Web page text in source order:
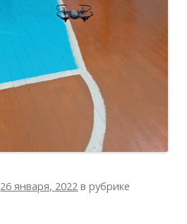
26 января, 2022 в рубрике